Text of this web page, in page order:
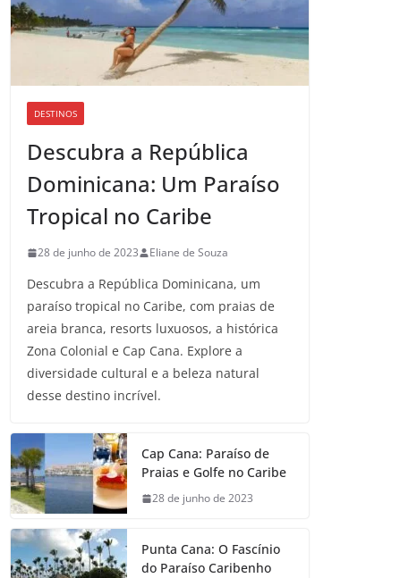
DESTINOS
Descubra a República
Dominicana: Um Paraíso
Tropical no Caribe
28 de junho de 2023 Eliane de Souza
Descubra a República Dominicana, um
paraíso tropical no Caribe, com praias de
areia branca, resorts luxuosos, a histórica
Zona Colonial e Cap Cana. Explore a
diversidade cultural e a beleza natural
desse destino incrível.
Cap Cana: Paraíso de
Praias e Golfe no Caribe
28 de junho de 2023
Punta Cana: O Fascínio
do Paraíso Caribenho